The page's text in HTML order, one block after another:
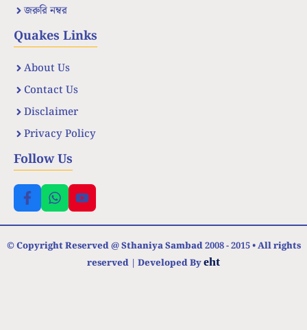
জরুরি নম্বর
Quakes Links
About Us
Contact Us
Disclaimer
Privacy Policy
Follow Us
© Copyright Reserved @ Sthaniya Sambad 2008 - 2015 • All rights
reserved | Developed Byeht